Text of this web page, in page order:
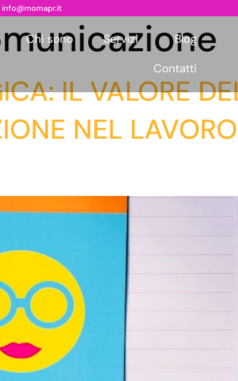
info@momapr.it
Chi sono Servizi
Blog
Contatti
IL VALORE
NEL